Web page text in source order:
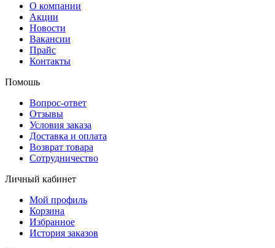
О компании
Акции
Новости
Вакансии
Прайс
Контакты
Помошь
Вопрос-ответ
Отзывы
Условия заказа
Доставка и оплата
Возврат товара
Сотрудничество
Личный кабинет
Мой профиль
Корзина
Избранное
История заказов